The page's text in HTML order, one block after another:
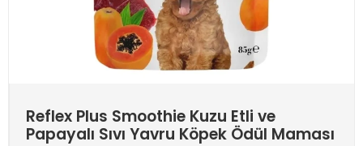
Reflex Plus Smoothie Kuzu Etli ve
Papayalı Sıvı Yavru Köpek Ödül Maması